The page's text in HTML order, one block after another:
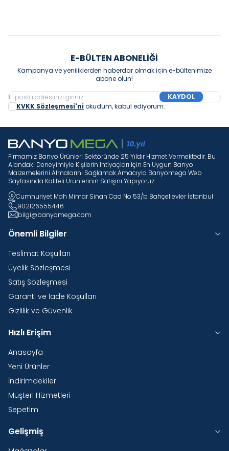
E-BÜLTEN ABONELIĞI
Kampanya ve yeniliklerden haberdar olmak için e-bültenimize
abone olun!
KAYDOL
KVKK Sözleşmesi'ni okudum, kabul ediyorum.
Firmamız Banyo Ürünleri Sektöründe 25 Yıldır Hizmet Vermektedir. Bu
Alandaki Deneyimiyle Kişilerin Ihtiyaçları Için En Uygun Banyo
Malzemelerini Almalarını Sağlamak Amacıyla Banyomega Web
Sayfasında Kaliteli Ürünlerinin Satışını Yapıyoruz.
Cumhuriyet Mah Mimar Sinan Cad No 53/b Bahçelievler İstanbul
902126555446
bilgi@banyomega.com
Önemli Bilgiler
Teslimat Koşulları
Üyelik Sözleşmesi
Satış Sözleşmesi
Garanti ve İade Koşulları
Gizlilik ve Güvenlik
Hızlı Erişim
Anasayfa
Yeni Ürünler
İndirimdekiler
Müşteri Hizmetleri
Sepetim
Gelişmiş